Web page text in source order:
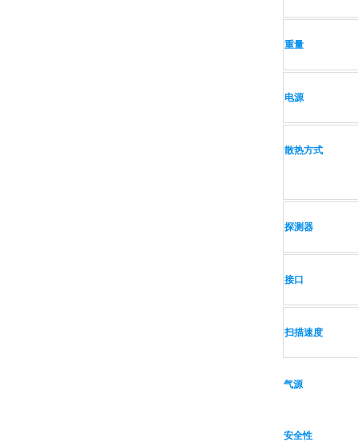
重量
电源
散热方式
探测器
接口
扫描速度
气源
安全性